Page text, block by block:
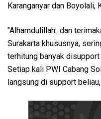
Karanganyar dan Boyolali,
"Alhamdulillah...dan
Surakarta khususnya,
terhitung banyak
Setiap kali PWI Cabang
langsung di support